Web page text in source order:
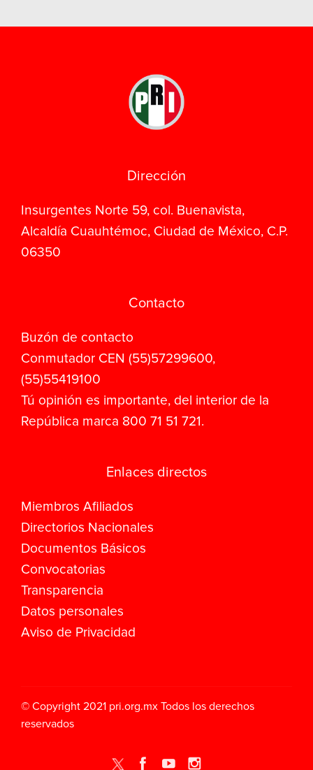
Dirección
Insurgentes Norte 59, col. Buenavista,
Alcaldía Cuauhtémoc, Ciudad de México, C.P.
06350
Contacto
Buzón de contacto
Conmutador CEN (55)57299600,
(55)55419100
Tú opinión es importante, del interior de la
República marca 800 71 51 721.
Enlaces directos
Miembros Afiliados
Directorios Nacionales
Documentos Básicos
Convocatorias
Transparencia
Datos personales
Aviso de Privacidad
© Copyright 2021 pri.org.mx Todos los derechos
reservados